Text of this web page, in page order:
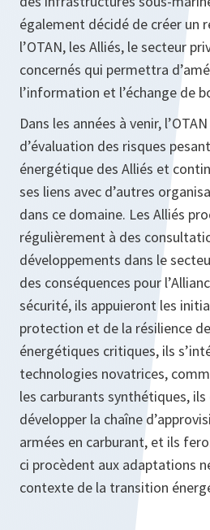
également décidé de créer un
l’OTAN, les Alliés, le secteur
concernés qui permettra
l’information et l’échange de
Dans les années à venir,
d’évaluation des risques
énergétique des Alliés et
ses liens avec d’autres
dans ce domaine. Les Alliés
régulièrement à des
développements dans le
des conséquences pour
sécurité, ils appuieront les
protection et de la résilience
énergétiques critiques, ils
technologies novatrices,
les carburants synthétiques,
développer la chaîne
armées en carburant, et ils
ci procèdent aux adaptations
contexte de la transition